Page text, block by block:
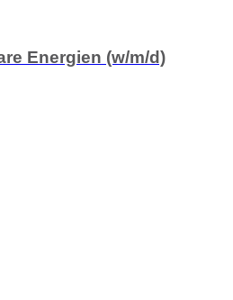
Energien (w/m/d)